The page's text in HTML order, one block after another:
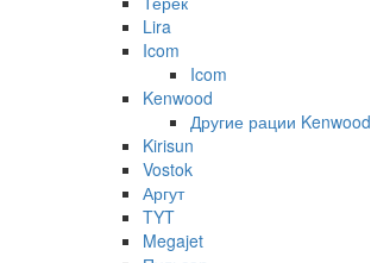
Lira
Icom
Icom
Kenwood
Другие рации Kenwood
Kirisun
Vostok
Аргут
TYT
Megajet